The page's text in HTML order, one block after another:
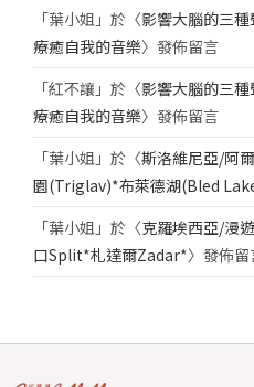
「葉小姐 」於〈影響大腦的三
療癒自我的音樂〉發佈留言
「紅不讓 」於〈影響大腦的三
療癒自我的音樂〉發佈留言
「葉小姐 」於〈斯洛維尼亞/阿
園(Triglav)*布萊德湖(Bled
「葉小姐 」於〈克羅埃西亞/漫
口Split*札達爾Zadar*〉發佈留